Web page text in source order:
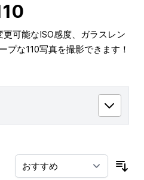
可能なISO感度、ガラスレン
プな110写真を撮影できます！